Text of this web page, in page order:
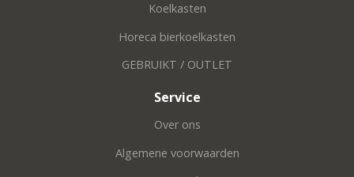
Koelkasten
Horeca bierkoelkasten
GEBRUIKT / OUTLET
Service
Over ons
Algemene voorwaarden